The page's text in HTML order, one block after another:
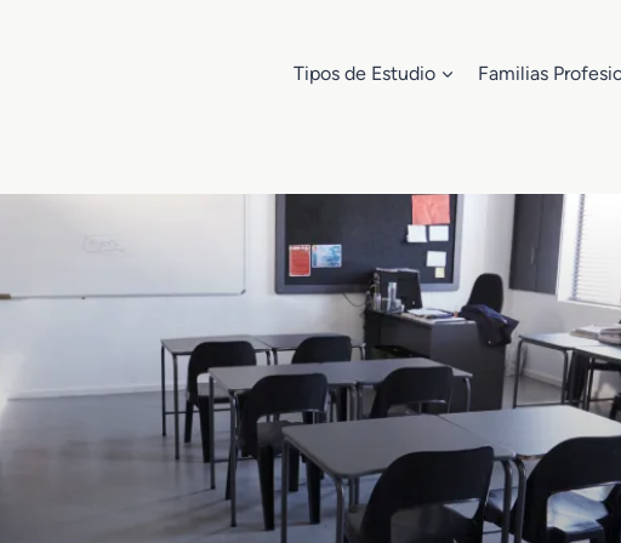
Tipos de Estudio Familias